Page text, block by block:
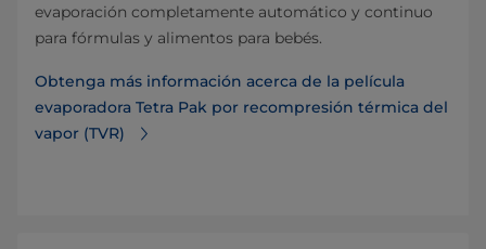
evaporación completamente automático y continuo
para fórmulas y alimentos para bebés.
Obtenga más información acerca de la película
evaporadora Tetra Pak por recompresión térmica del
vapor (TVR)